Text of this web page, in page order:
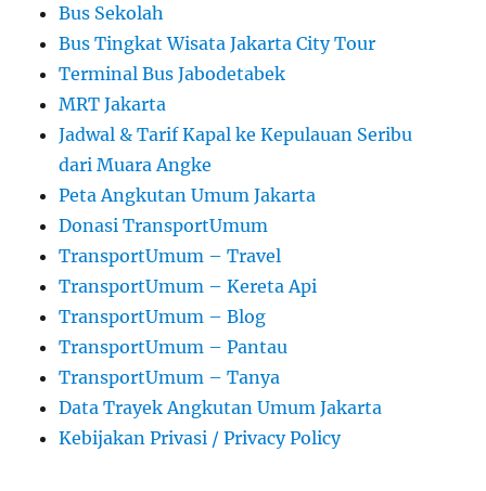
Bus Sekolah
Bus Tingkat Wisata Jakarta City Tour
Terminal Bus Jabodetabek
MRT Jakarta
Jadwal & Tarif Kapal ke Kepulauan Seribu
dari Muara Angke
Peta Angkutan Umum Jakarta
Donasi TransportUmum
TransportUmum – Travel
TransportUmum – Kereta Api
TransportUmum – Blog
TransportUmum – Pantau
TransportUmum – Tanya
Data Trayek Angkutan Umum Jakarta
Kebijakan Privasi / Privacy Policy